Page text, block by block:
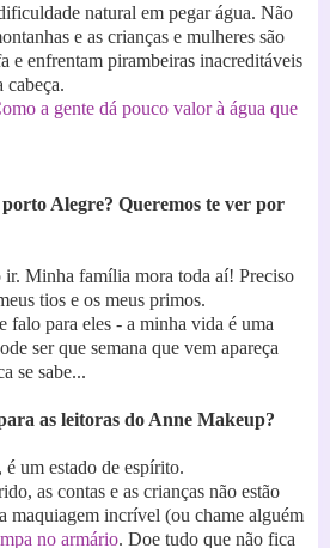
natural em pegar água. Não
e as crianças e mulheres são
e enfrentam pirambeiras inacreditáveis
cabeça.
a gente dá pouco valor à água que
Alegre? Queremos te ver por
ir. Minha família mora toda aí! Preciso
tios e os meus primos.
falo para eles - a minha vida é uma
ser que semana que vem apareça
se sabe...
as leitoras do Anne Makeup?
um estado de espírito.
as contas e as crianças não estão
maquiagem incrível (ou chame alguém
no armário. Doe tudo que não fica